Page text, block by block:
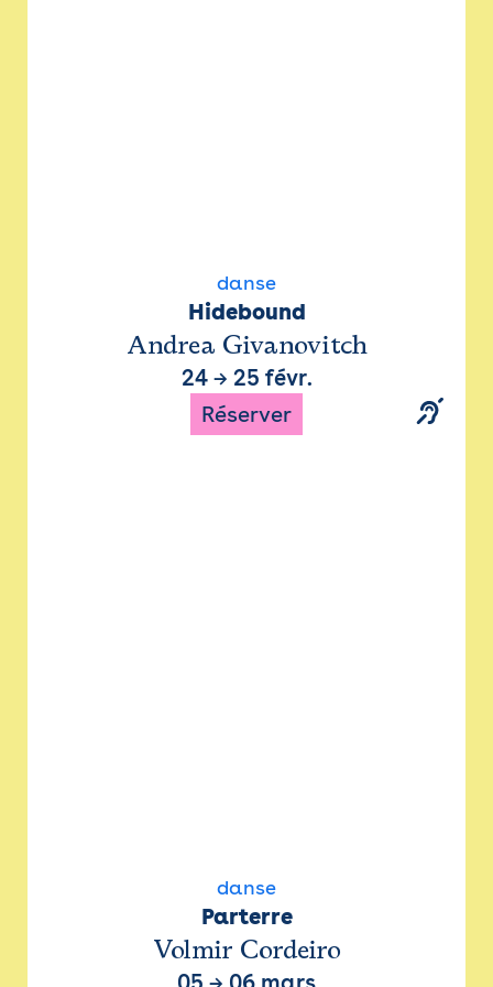
danse
Hidebound
Andrea Givanovitch
24→ 25 févr.
Réserver
danse
Parterre
Volmir Cordeiro